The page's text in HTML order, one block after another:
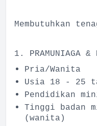
Membutuhkan
1. PRAMUNIAGA &
Pria/Wanita
Usia 18 - 25
Pendidikan
Tinggi badan
(wanita)